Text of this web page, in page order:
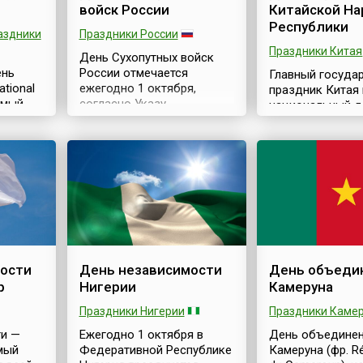
из
и
войск России
Праздники России
День Сухопутных войск
России отмечается
ежегодно 1 октября,
согласно Указу
Президента Российской
мая 2006 года «Об
профессиональных
праздников и памятных
дней в Вооруженных Силах
Российской
Федерации».Сухопутные
Вооруженных Сил
Российской Федерации,
предназначены для
ведения боевых действий
преимущественно на суше.
На всех этапах
Китайской
Республики
Праздники Китая
Главный
праздник Китая
национальный
стране —
ежегодно 1
Именно в этот
Пекине было
Образование
декабря того же
центральное
правительство
постановление
объявлении 1
—
День независимости
Нигерии
Праздники Нигерии
Ежегодно 1 октября в
Федеративной Республике
День
Камеруна
Праздники
День
Камеруна (фр.